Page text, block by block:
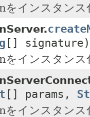
をインスタンス
[] signature)
をインスタンス
[] params,
をインスタンス